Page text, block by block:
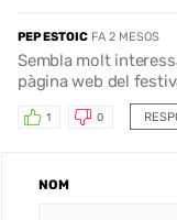
PEP ESTOIC FA 2 MESOS
Sembla molt
pàgina web del
1 0
NOM